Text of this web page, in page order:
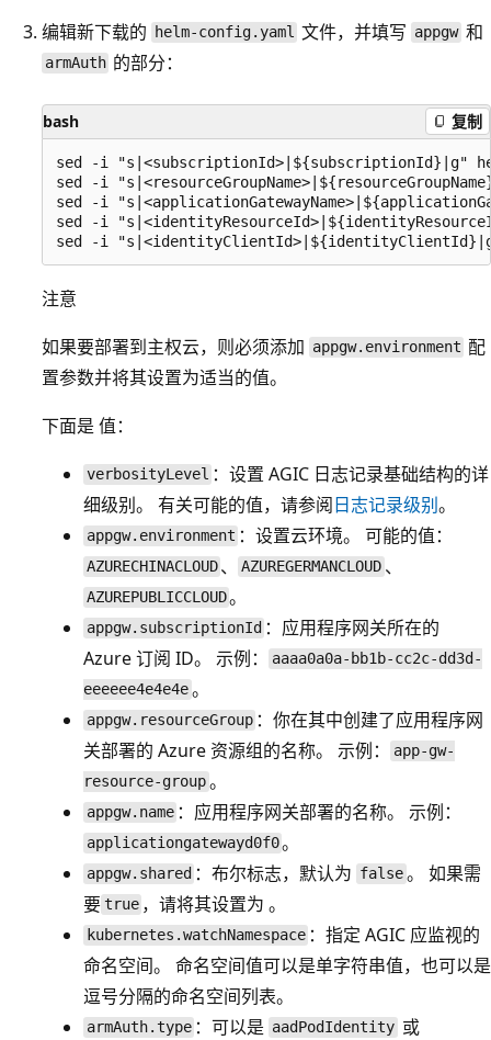
编辑新下载的 helm-config.yaml 文件，并填写 appgw和
armAuth 的部分：
bash 复制
sed -i "s|<subscriptionId>|${subscriptionId}|g"
sed -i
sed -i
sed -i
注意
如果要部署到主权云，则必须添加 appgw.environment 配
置参数并将其设置为适当的值。
下面是 值：
verbosityLevel ：设置 AGIC 日志记录基础结构的详
细级别。 有关可能的值，请参阅日志记录级别。
appgw.environment ：设置云环境。 可能的值：
AZURECHINACLOUD 、 AZUREGERMANCLOUD 、
AZUREPUBLICCLOUD。
appgw.subscriptionId ：应用程序网关所在的
Azure 订阅 ID。 示例：
aaaa0a0a-bb1b-cc2c-dd3d-
eeeeee4e4e4e。
appgw.resourceGroup ：你在其中创建了应用程序网
关部署的 Azure 资源组的名称。 示例：
app-gw-
resource-group。
appgw.name ：应用程序网关部署的名称。 示例：
applicationgatewayd0f0。
appgw.shared ：布尔标志，默认为 false。 如果需
要true ，请将其设置为。
kubernetes.watchNamespace ：指定 AGIC 应监视的
命名空间。 命名空间值可以是单字符串值，也可以是
逗号分隔的命名空间列表。
armAuth.type ：可以是 aadPodIdentity 或